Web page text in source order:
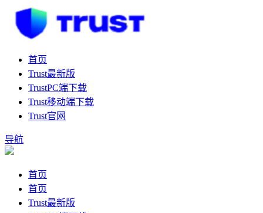
首页
Trust最新版
TrustPC端下载
Trust移动端下载
Trust官网
导航
首页
首页
Trust最新版